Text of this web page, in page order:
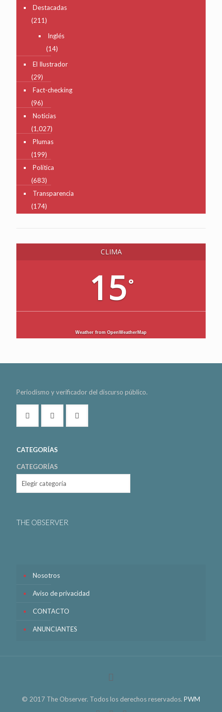
Destacadas
(211)
Inglés
(14)
El Ilustrador
(29)
Fact-checking
(96)
Noticias
(1,027)
Plumas
(199)
Política
(683)
Transparencia
(174)
CLIMA
15°
Weather from OpenWeatherMap
Periodismo y verificador del discurso público.
CATEGORÍAS
CATEGORÍAS
THE OBSERVER
Nosotros
Aviso de privacidad
CONTACTO
ANUNCIANTES
© 2017 The Observer. Todos los derechos reservados. PWM